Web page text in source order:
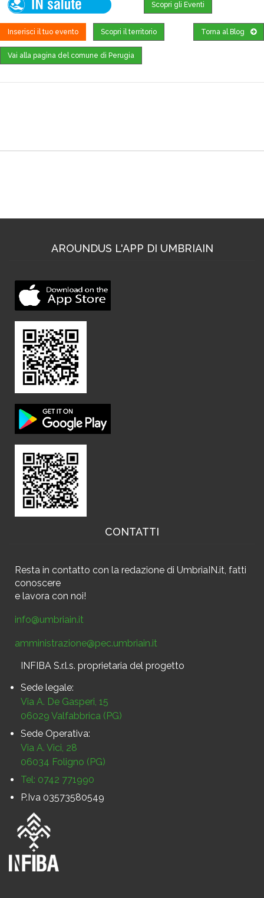
Scopri gli Eventi
Inserisci il tuo evento Scopri il territorio Torna al Blog
Vai alla pagina del comune di Perugia
AROUNDUS L'APP DI UMBRIAIN
CONTATTI
Resta in contatto con la redazione di UmbriaIN.it, fatti
conoscere
e lavora con noi!
info@umbriain.it
amministrazione@pec.umbriain.it
INFIBA S.r.l.s. proprietaria del progetto
Sede legale:
Via A. De Gasperi, 15
06029 Valfabbrica (PG)
Sede Operativa:
Via A. Vici, 28
06034 Foligno (PG)
Tel: 0742 771990
P.Iva 03573580549